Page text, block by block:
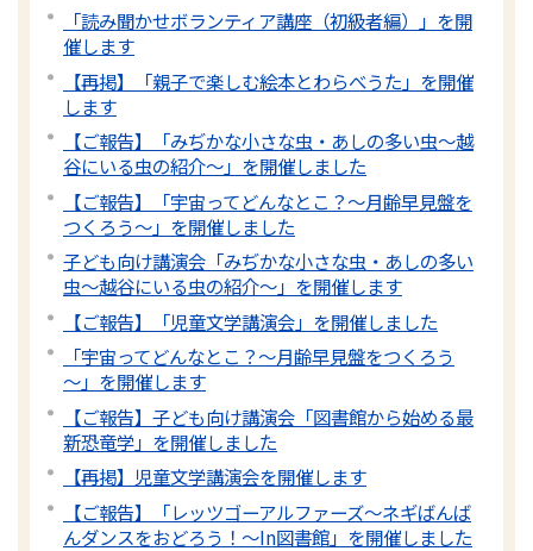
「読み聞かせボランティア講座（初級者編）」を開
催します
【再掲】「親子で楽しむ絵本とわらべうた」を開催
します
【ご報告】「みぢかな小さな虫・あしの多い虫～越
谷にいる虫の紹介～」を開催しました
【ご報告】「宇宙ってどんなとこ？～月齢早見盤を
つくろう～」を開催しました
子ども向け講演会「みぢかな小さな虫・あしの多い
虫～越谷にいる虫の紹介～」を開催します
【ご報告】「児童文学講演会」を開催しました
「宇宙ってどんなとこ？～月齢早見盤をつくろう
～」を開催します
【ご報告】子ども向け講演会「図書館から始める最
新恐竜学」を開催しました
【再掲】児童文学講演会を開催します
【ご報告】「レッツゴーアルファーズ～ネギばんば
んダンスをおどろう！～In図書館」を開催しました